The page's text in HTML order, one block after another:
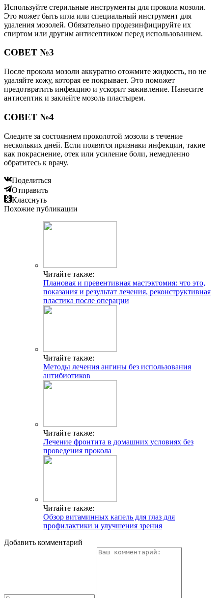
Используйте стерильные инструменты для прокола мозоли.
Это может быть игла или специальный инструмент для
удаления мозолей. Обязательно продезинфицируйте их
спиртом или другим антисептиком перед использованием.
СОВЕТ №3
После прокола мозоли аккуратно отожмите жидкость, но не
удаляйте кожу, которая ее покрывает. Это поможет
предотвратить инфекцию и ускорит заживление. Нанесите
антисептик и заклейте мозоль пластырем.
СОВЕТ №4
Следите за состоянием проколотой мозоли в течение
нескольких дней. Если появятся признаки инфекции, такие
как покраснение, отек или усиление боли, немедленно
обратитесь к врачу.
Поделиться
Отправить
Класснуть
Похожие публикации
Читайте также:
Плановая и превентивная мастэктомия: что это,
показания и результат лечения, реконструктивная
пластика после операции
Читайте также:
Методы лечения ангины без использования
антибиотиков
Читайте также:
Лечение фронтита в домашних условиях без
проведения прокола
Читайте также:
Обзор витаминных капель для глаз для
профилактики и улучшения зрения
Добавить комментарий